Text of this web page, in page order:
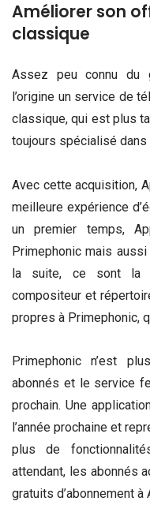
Améliorer son
classique
Assez peu connu du
l’origine un service de
classique, qui est plus
toujours spécialisé
Avec cette acquisition,
meilleure expérience
un premier temps,
Primephonic mais
la suite, ce sont la
compositeur et
propres à Primephonic,
Primephonic n’est
abonnés et le service
prochain. Une
l’année prochaine et
plus de
attendant, les abonnés
gratuits d’abonnement à